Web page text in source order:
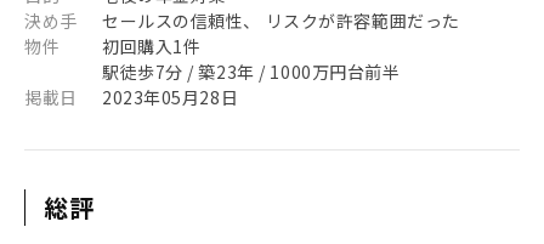
決め手
セールスの信頼性、 リスクが許容範囲だった
物件
初回購入1件
駅徒歩7分 / 築23年 / 1000万円台前半
掲載日
2023年05月28日
総評